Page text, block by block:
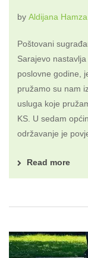
by Aldijana Hamza
Poštovani
Sarajevo
poslovne godine,
pružamo su nam
usluga koje
KS. U sedam
održavanje je
Read more